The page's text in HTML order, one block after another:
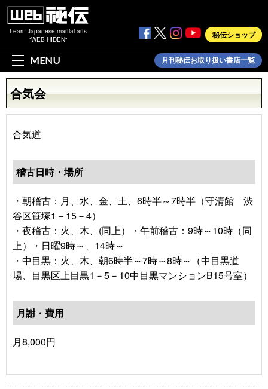
Learn Japanese martial arts
"WEB HIDEN"
秘伝ショップ
MENU 月刊秘伝お取り扱い書店一覧
合気会
合気道
稽古日時・場所
・朝稽古：月、水、金、土、6時半～7時半（守清館 渋
谷区笹塚1－15－4）
・夜稽古：火、木、(同上）・午前稽古：9時～10時（同
上）・日曜9時～、14時～
・中目黒：火、木、朝6時半～7時～8時～（中目黒道
場、目黒区上目黒1－5－10中目黒マンションB15号室）
月謝・費用
月8,000円